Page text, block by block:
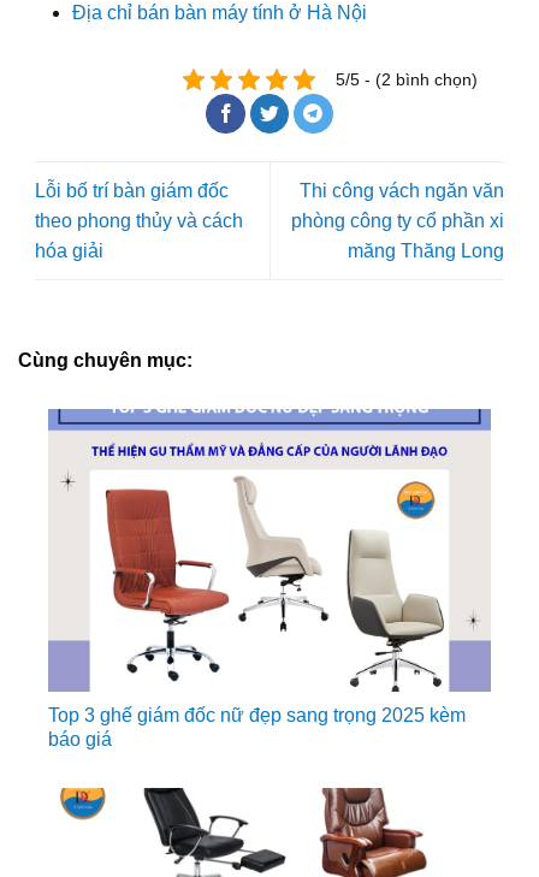
Địa chỉ bán bàn máy tính ở Hà Nội
5/5 - (2 bình chọn)
Lỗi bố trí bàn giám đốc
theo phong thủy và cách
hóa giải
Thi công vách ngăn văn
phòng công ty cổ phần xi
măng Thăng Long
Cùng chuyên mục:
Top 3 ghế giám đốc nữ đẹp sang trọng 2025 kèm
báo giá